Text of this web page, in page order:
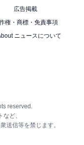
広告掲載
権・商標・免責事項
ニュースについて
reserved.
ど、
送信等を禁じます。